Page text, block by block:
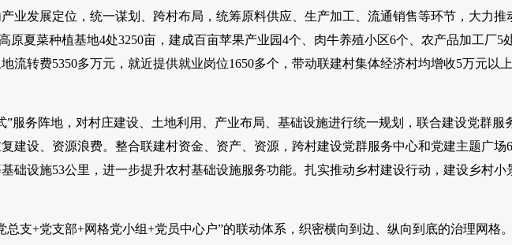
业发展定位，统一谋划、跨村布局，统筹原料供应、生产加工、流通销售等环节，大力推
原夏菜种植基地4处3250亩，建成百亩苹果产业园4个、肉牛养殖小区6个、农产品加工厂5
流转费5350多万元，就近提供就业岗位1650多个，带动联建村集体经济村均增收5万元以
”服务阵地，对村庄建设、土地利用、产业布局、基础设施进行统一规划，联合建设党群服
建设、资源浪费。整合联建村资金、资产、资源，跨村建设党群服务中心和党建主题广场
础设施53公里，进一步提升农村基础设施服务功能。扎实推动乡村建设行动，建设乡村小
总支+党支部+网格党小组+党员中心户”的联动体系，织密横向到边、纵向到底的治理网格